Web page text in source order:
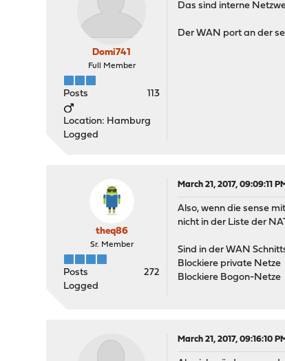
Domi741
Full Member
Posts 113
Location: Hamburg
Logged
Das sind interne
Der WAN port an der
theq86
Sr. Member
Posts
272
Logged
March 21, 2017, 09:09:11
Also, wenn die sense
nicht in der Liste der
Sind in der WAN
Blockiere private Netze
Blockiere Bogon-Netze
March 21, 2017, 09:16:10